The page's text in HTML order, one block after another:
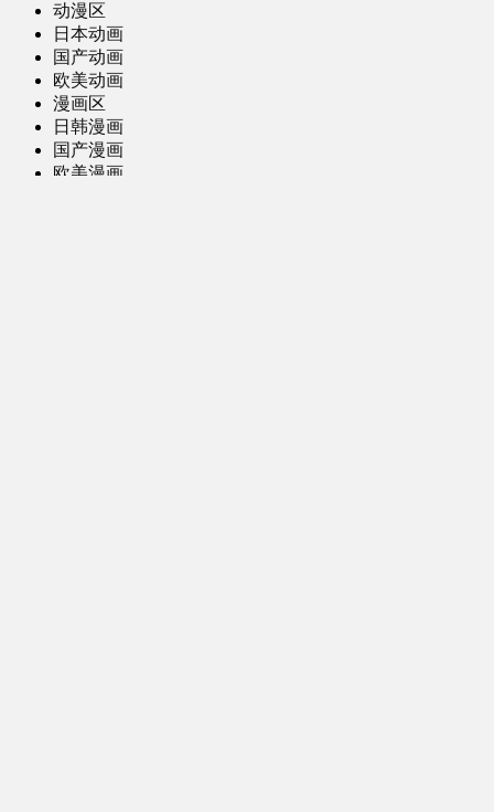
动漫区
日本动画
国产动画
欧美动画
漫画区
日韩漫画
国产漫画
欧美漫画